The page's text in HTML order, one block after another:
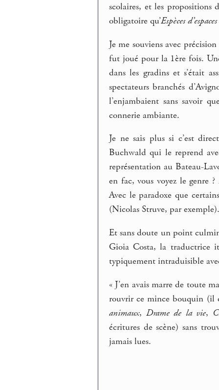
scolaires, et les propositions
obligatoire qu’Espèces d’espaces
Je me souviens avec
fut joué pour la 1ère fois.
dans les gradins et s’était
spectateurs branchés
l’enjambaient sans savoir
connerie ambiante.
Je ne sais plus si c’est
Buchwald qui le reprend
représentation au Bateau-
en fac, vous voyez le genre
Avec le paradoxe que
(Nicolas Struve, par
Et sans doute un point
Gioia Costa, la traductrice
typiquement intraduisible
« J’en avais marre de toute
rouvrir ce mince bouquin (il
animaux, Drame de la vie,
écritures de scène) sans
jamais lues.